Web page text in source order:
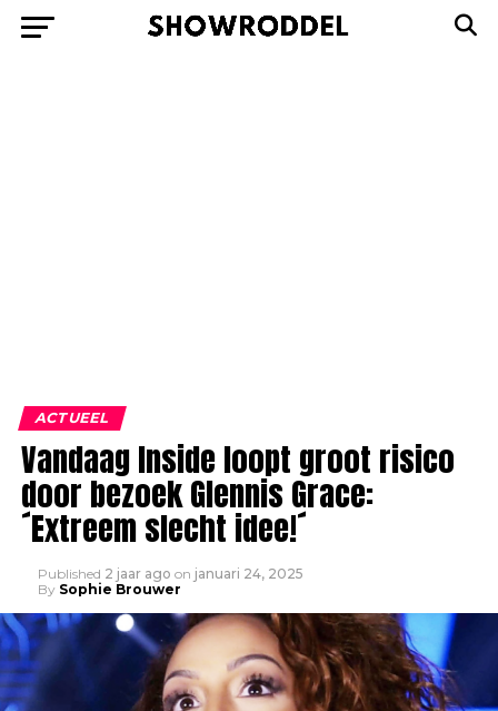
ACTUEEL
Vandaag Inside loopt groot risico
door bezoek Glennis Grace:
´Extreem slecht idee!´
Published 2 jaar ago on januari 24, 2025
By Sophie Brouwer